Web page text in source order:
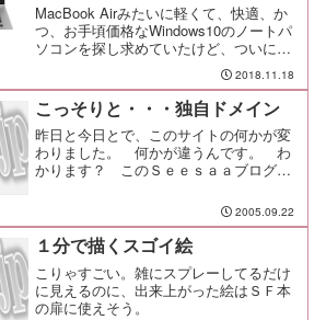
MacBook Airみたいに軽くて、快適、か
つ、お手頃価格なWindows10のノートパ
ソコンを探し求めていたけど、ついにコ
レだ！という1台に巡り会うことができ
2018.11.18
こっそりと・・・独自ドメイン
昨日と今日とで、このサイトの何かが変
わりました。 何かが違うんです。 わ
かります？ このＳｅｅｓａａブログが
2005.09.22
１分で描くスゴイ絵
こりゃすごい。雑にスプレーしてるだけ
に見えるのに、出来上がった絵はＳＦ本
の扉に使えそう。